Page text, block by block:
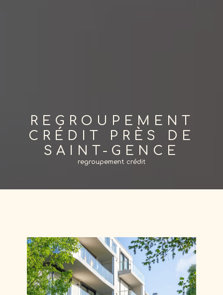
REGROUPEMENT
CRÉDIT PRÈS DE
SAINT-GENCE
regroupement crédit